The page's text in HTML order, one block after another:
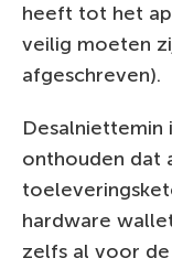
heeft tot het
veilig moeten
afgeschreven).
onthouden dat
hardware
zelfs al voor